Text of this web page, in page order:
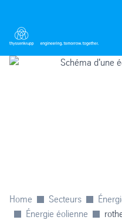
Home Secteurs
Énergie éolienne